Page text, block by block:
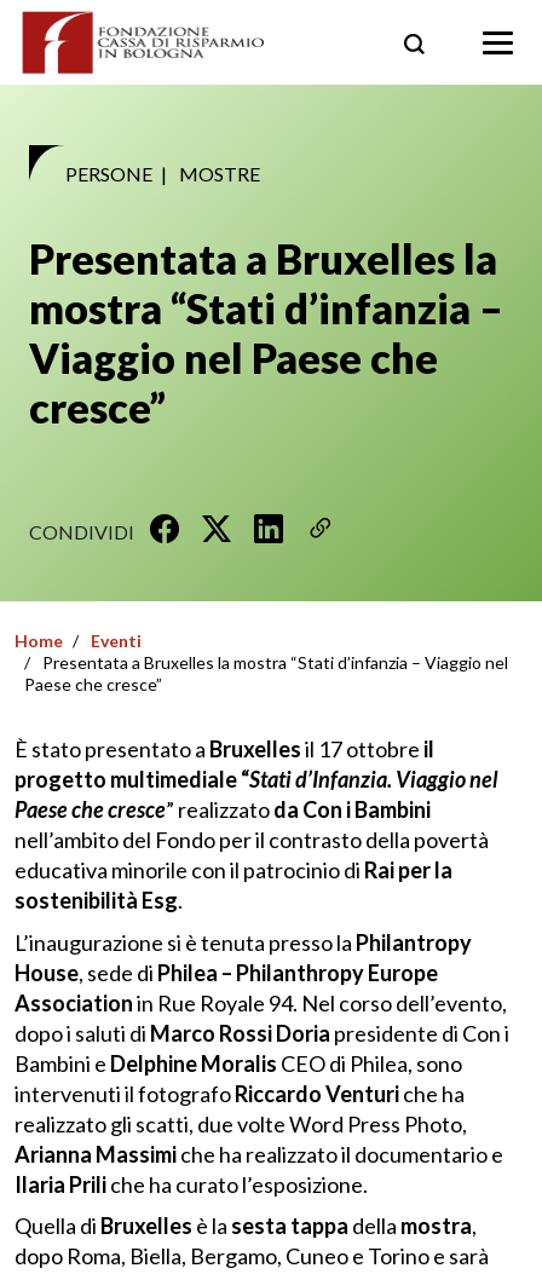
Skip
PERSONE | MOSTRE
Presentata a Bruxelles la
mostra “Stati d’infanzia –
Viaggio nel Paese che
cresce”
CONDIVIDI
Home
Eventi
Presentata a Bruxelles la mostra “Stati d’infanzia – Viaggio nel
Paese che cresce”
È stato presentato a Bruxellesil 17 ottobre il
progetto multimediale “Stati d’Infanzia. Viaggio nel
Paese che cresce” realizzatoda Con i Bambini
nell’ambito del Fondo per il contrasto della povertà
educativa minorile con il patrocinio di Rai per la
sostenibilità Esg.
L’inaugurazione si è tenuta presso la Philantropy
House, sede di Philea – Philanthropy Europe
Associationin Rue Royale 94. Nel corso dell’evento,
dopo i saluti di Marco Rossi Doria presidente di Con i
Bambini e Delphine Moralis CEO di Philea, sono
intervenuti il fotografoRiccardo Venturiche ha
realizzato gli scatti, due volte Word Press Photo,
Arianna Massimiche ha realizzato il documentario e
Ilaria Priliche ha curato l’esposizione.
Quella di Bruxelles è la sesta tappa della mostra,
dopo Roma, Biella, Bergamo, Cuneo e Torino e sarà